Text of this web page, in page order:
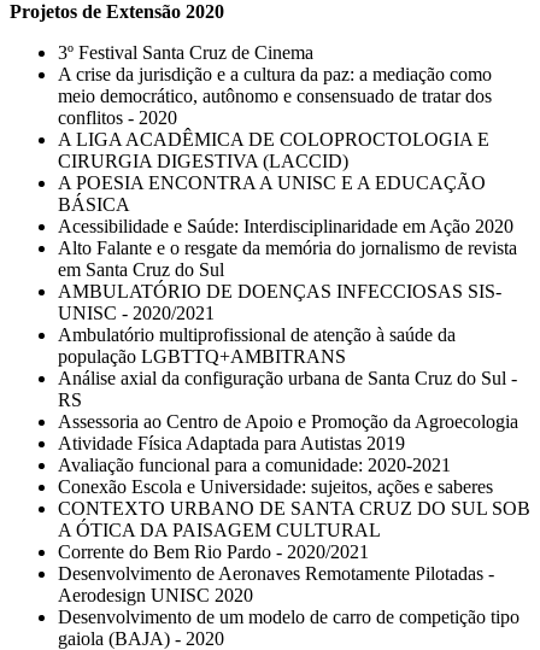
Projetos de Extensão 2020
3º Festival Santa Cruz de Cinema
A crise da jurisdição e a cultura da paz: a mediação como
meio democrático, autônomo e consensuado de tratar dos
conflitos - 2020
A LIGA ACADÊMICA DE COLOPROCTOLOGIA E
CIRURGIA DIGESTIVA (LACCID)
A POESIA ENCONTRA A UNISC E A EDUCAÇÃO
BÁSICA
Acessibilidade e Saúde: Interdisciplinaridade em Ação 2020
Alto Falante e o resgate da memória do jornalismo de revista
em Santa Cruz do Sul
AMBULATÓRIO DE DOENÇAS INFECCIOSAS SIS-
UNISC - 2020/2021
Ambulatório multiprofissional de atenção à saúde da
população LGBTTQ+AMBITRANS
Análise axial da configuração urbana de Santa Cruz do Sul -
RS
Assessoria ao Centro de Apoio e Promoção da Agroecologia
Atividade Física Adaptada para Autistas 2019
Avaliação funcional para a comunidade: 2020-2021
Conexão Escola e Universidade: sujeitos, ações e saberes
CONTEXTO URBANO DE SANTA CRUZ DO SUL SOB
A ÓTICA DA PAISAGEM CULTURAL
Corrente do Bem Rio Pardo - 2020/2021
Desenvolvimento de Aeronaves Remotamente Pilotadas -
Aerodesign UNISC 2020
Desenvolvimento de um modelo de carro de competição tipo
gaiola (BAJA) - 2020